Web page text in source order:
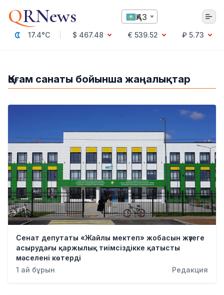
QRNews ҚАЗ
17.4°C $ 467.48 € 539.52
₽ 5.73
Экономика
Әлемде
Қоғам
Білім және Ғылым
Оқиға
Спорт
Ауа райы
Денсаулық
Бизнес
Қоғам санаты бойынша жаңалықтар
Сенат депутаты «Жайлы мектеп» жобасын жүзеге
асырудағы қаржылық тиімсіздікке қатысты
мәселені көтерді
1 ай бұрын
Редакция